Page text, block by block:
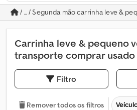
/ ... / Segunda mão carrinha leve &
Carrinha leve & pequeno
transporte comprar usado
Filtro
Remover todos os filtros